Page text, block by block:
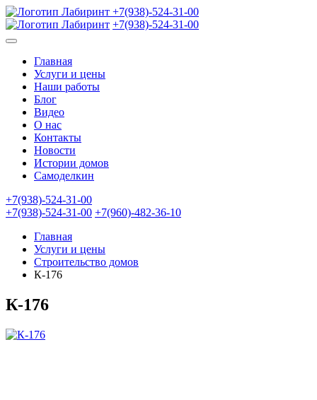
+7(938)-524-31-00
+7(938)-524-31-00
Главная
Услуги и цены
Наши работы
Блог
Видео
О нас
Контакты
Новости
Истории домов
Самоделкин
+7(938)-524-31-00
+7(938)-524-31-00 +7(960)-482-36-10
Главная
Услуги и цены
Строительство домов
К-176
К-176